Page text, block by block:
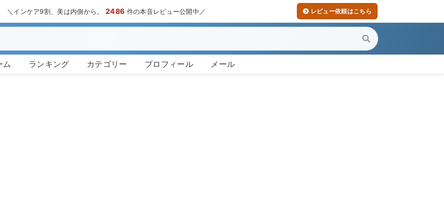
＼インケア9割、美は内側から。2486 件の本音レビュー公開中／ レビュー依頼はこちら
ム ランキング カテゴリー プロフィール メール